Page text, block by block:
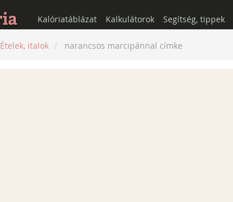
Kalóriatáblázat Kalkulátorok Segítség, tippek
Ételek, italok narancsos marcipánnal címke